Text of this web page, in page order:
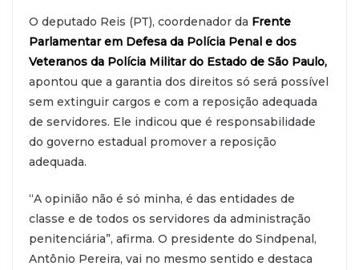
O deputado Reis (PT), coordenador da Frente
Parlamentar em Defesa da Polícia Penal e dos
Veteranos da Polícia Militar do Estado de São Paulo,
apontou que a garantia dos direitos só será possível
sem extinguir cargos e com a reposição adequada
de servidores. Ele indicou que é responsabilidade
do governo estadual promover a reposição
adequada.
“A opinião não é só minha, é das entidades de
classe e de todos os servidores da administração
penitenciária”, afirma. O presidente do Sindpenal,
Antônio Pereira, vai no mesmo sentido e destaca